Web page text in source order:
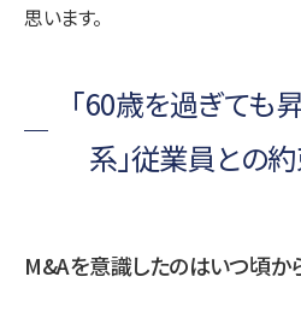
思います。
「60歳を過ぎても
系」従業員との
M&Aを意識したのはいつ頃か